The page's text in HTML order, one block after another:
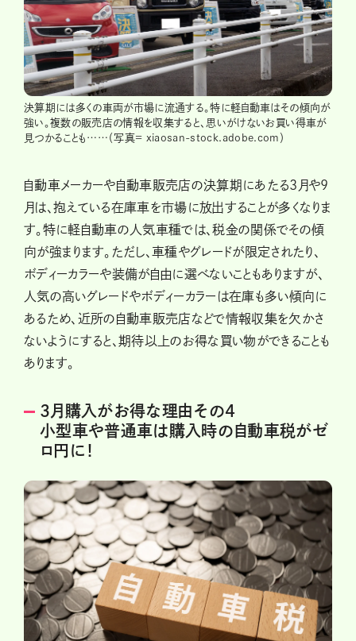
決算期には多くの車両が市場に流通する。特に軽自動車はその傾向が
強い。複数の販売店の情報を収集すると、思いがけないお買い得車が
見つかることも……（写真= xiaosan-stock.adobe.com）
自動車メーカーや自動車販売店の決算期にあたる3月や9
月は、抱えている在庫車を市場に放出することが多くなりま
す。特に軽自動車の人気車種では、税金の関係でその傾
向が強まります。ただし、車種やグレードが限定されたり、
ボディーカラーや装備が自由に選べないこともありますが、
人気の高いグレードやボディーカラーは在庫も多い傾向に
あるため、近所の自動車販売店などで情報収集を欠かさ
ないようにすると、期待以上のお得な買い物ができることも
あります。
3月購入がお得な理由その4
小型車や普通車は購入時の自動車税がゼ
ロ円に！